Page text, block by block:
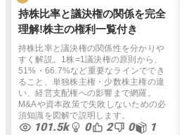
持株比率と議決権の関係を完全
理解!株主の権利一覧付き
持株比率と議決権の関係性を分かりや
すく解説。1株=1議決権の原則から、
51%・66.7%など重要なラインででき
ること、単独株主権・少数株主権の違
い、経営支配権への影響まで網羅。
M&Aや資本政策で失敗しないための必
須知識を図解で説明します。
101.5k 0 2 0 1